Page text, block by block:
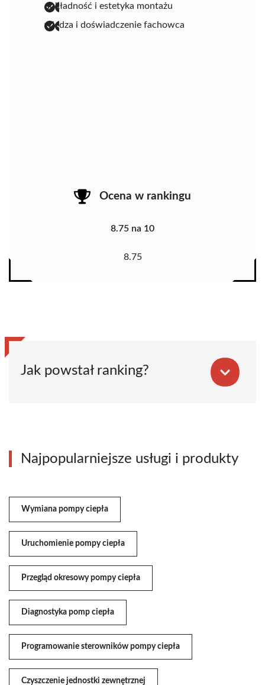
dokładność i estetyka montażu
wiedza i doświadczenie fachowca
Ocena w rankingu
8.75 na 10
8.75
Jak powstał ranking?
Najpopularniejsze usługi i produkty
Wymiana pompy ciepła
Uruchomienie pompy ciepła
Przegląd okresowy pompy ciepła
Diagnostyka pomp ciepła
Programowanie sterowników pompy ciepła
Czyszczenie jednostki zewnętrznej